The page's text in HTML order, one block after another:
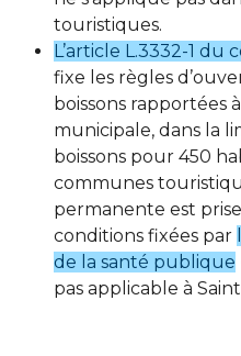
touristiques.
L’article L.3332-1
fixe les règles
boissons rapportées
municipale, dans la
boissons pour 450
communes
permanente est
conditions fixées par
de la santé publique
pas applicable à